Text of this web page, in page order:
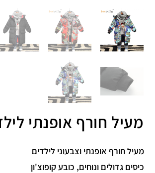
מעיל חורף אופנתי
מעיל חורף אופנתי וצבעוני לילדים
כיסים גדולים ונוחים, כובע קופוצ'ון